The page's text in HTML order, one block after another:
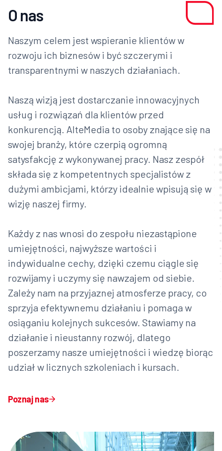
O nas
Naszym celem jest wspieranie klientów w
rozwoju ich biznesów i być szczerymi i
transparentnymi w naszych działaniach.
Naszą wizją jest dostarczanie innowacyjnych
usług i rozwiązań dla klientów przed
konkurencją. AlteMedia to osoby znające się na
swojej branży, które czerpią ogromną
satysfakcję z wykonywanej pracy. Nasz zespół
składa się z kompetentnych specjalistów z
dużymi ambicjami, którzy idealnie wpisują się w
wizję naszej firmy.
Każdy z nas wnosi do zespołu niezastąpione
umiejętności, najwyższe wartości i
indywidualne cechy, dzięki czemu ciągle się
rozwijamy i uczymy się nawzajem od siebie.
Zależy nam na przyjaznej atmosferze pracy, co
sprzyja efektywnemu działaniu i pomaga w
osiąganiu kolejnych sukcesów. Stawiamy na
działanie i nieustanny rozwój, dlatego
poszerzamy nasze umiejętności i wiedzę biorąc
udział w licznych szkoleniach i kursach.
Poznaj nas